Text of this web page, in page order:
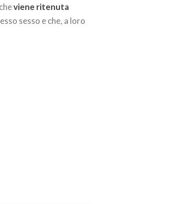
viene ritenuta
sesso e che, a loro